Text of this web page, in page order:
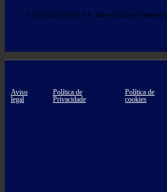
© 1973-2026 ELNUR S.A. Todos os Direitos Reservados
Aviso
legal
Política de
Privacidade
Política de
cookies